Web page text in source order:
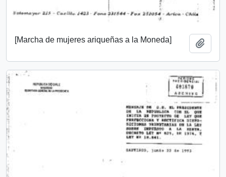
[Marcha de mujeres ariqueñas a la Moneda]